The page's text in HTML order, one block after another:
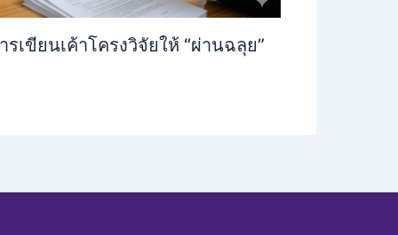
เขียนเค้าโครงวิจัยให้ “ผ่านฉลุย”